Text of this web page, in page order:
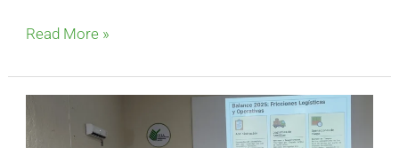
Read More »
semilleristas